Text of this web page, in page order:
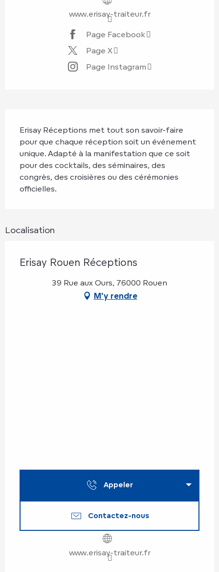
www.erisay-traiteur.fr
Page Facebook
Page X
Page Instagram
Erisay Réceptions met tout son savoir-faire
pour que chaque réception soit un événement
unique. Adapté à la manifestation que ce soit
pour des cocktails, des séminaires, des
congrès, des croisières ou des cérémonies
officielles.
Localisation
Erisay Rouen Réceptions
39 Rue aux Ours, 76000 Rouen
M'y rendre
Appeler
Contactez-nous
www.erisay-traiteur.fr